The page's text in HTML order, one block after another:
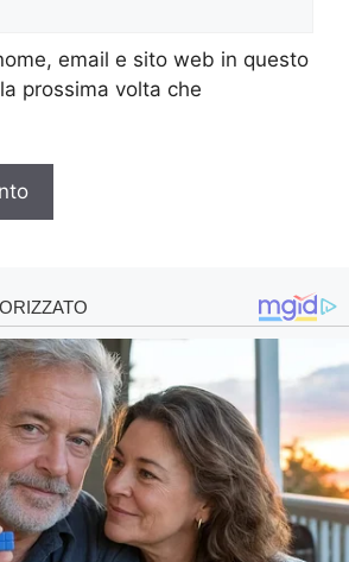
email e sito web in questo
prossima volta che